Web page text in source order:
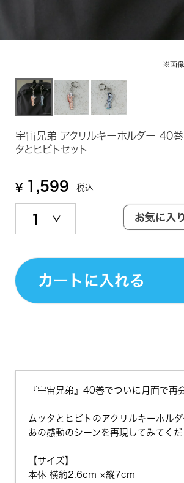
宇宙兄弟 アクリルキーホルダー 40
タとヒビトセット
¥ 1,599 税込
お気に入
カートに入れる
『宇宙兄弟』40巻でついに月面で再
ムッタとヒビトのアクリルキーホルダ
あの感動のシーンを再現してみてくだ
【サイズ】
本体 横約2.6cm ×縦7cm